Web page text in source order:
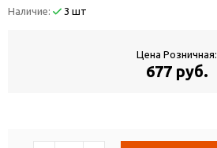
Наличие: 3 шт
Цена Розничная:
677 руб.